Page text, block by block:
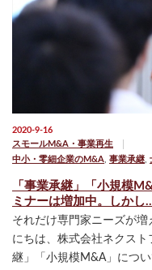
2020-9-16
スモールM&A・事業再生
中小・零細企業のM&A 事業承継
「事業承継」「小規模
ミナーは増加中。しかし
それだけ専門家ニーズが
にちは、株式会社ネクス
継」「小規模M&A」につ